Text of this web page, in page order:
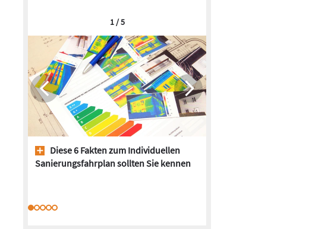
Diese 6 Fakten zum Individuellen
Sanierungsfahrplan sollten Sie kennen
1 / 5